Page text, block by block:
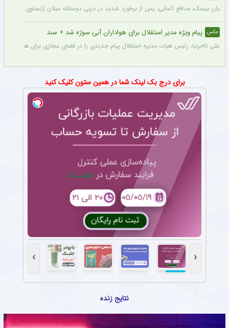
یان بیسک، مدافع آلمانی، پس از برخورد شدید در دربی دوستانه میلان (تساوی ۱-۱) از ناحیه پشت سر آسیب دید.
عکس پیام ویژه مدیر استقلال برای هواداران آبی سوژه شد + سند
علی تاجرنیا، رئیس هیات مدیره استقلال پیام جدیدی را در فضای مجازی برای هواداران
برای درج بک لینک شما در همین ستون کلیک کنید
‹
›
نتایج زنده